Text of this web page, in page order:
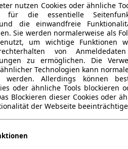
nutzen Cookies oder ähnliche
für die essentielle
die einwandfreie
Sie werden normalerweise als
um wichtige Funktionen
von
zu ermöglichen. Die
Technologien kann
werden. Allerdings können
oder ähnliche Tools blockieren
Blockieren dieser Cookies oder
der Webseite